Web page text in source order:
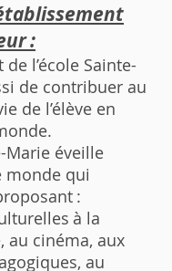
:
de l’école Sainte-
de contribuer au
de l’élève en
Marie éveille
monde qui
:
à la
au cinéma, aux
au